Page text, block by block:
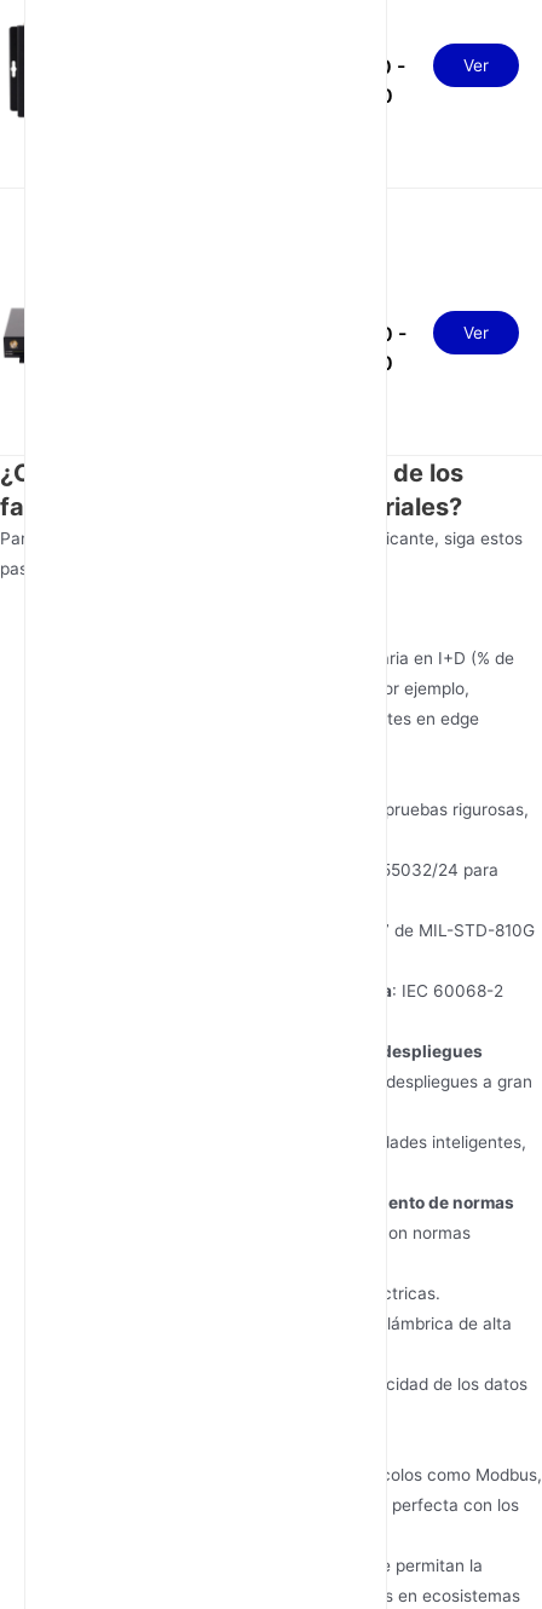
170.00 -
180.00
Ver
190.00 -
210.00
Ver
¿Cómo evaluar la solidez técnica de los
fabricantes de routers 4G industriales?
Para evaluar las capacidades técnicas de un fabricante, siga estos
pasos:
Pregunte por su asignación presupuestaria en I+D (% de
ingresos) y las patentes presentadas. Por ejemplo,
Junhaoyue cuenta con más de 15 patentes en edge
Compruebe si los routers se someten a pruebas rigurosas,
: Cumplimiento de EN 55032/24 para
: Método 514.7 de MIL-STD-810G
Pruebas de humedad y temperatura: IEC 60068-2
Examine la escalabilidad y el historial de despliegues
Solicite casos de éxito que demuestren despliegues a gran
Busque ejemplos en sectores como ciudades inteligentes,
Verifique las certificaciones y el cumplimiento de normas
Asegúrese de que los routers cumplan con normas
IEC 61850-3 para subestaciones eléctricas.
IEEE 802.11ac para comunicación inalámbrica de alta
Cumplimiento del GDPR para la privacidad de los datos
Confirme que los routers admiten protocolos como Modbus,
PROFINET o DNP3 para una integración perfecta con los
Busque plataformas basadas en API que permitan la
personalización y la integración de datos en ecosistemas